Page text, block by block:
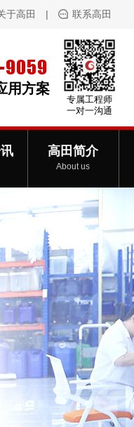
于高田 | 联系高田
9059
用方案
专属工程师
一对一沟通
高田简介
About us